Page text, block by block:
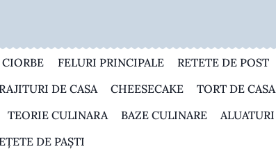
CIORBE FELURI PRINCIPALE RETETE DE POST
DE CASA CHEESECAKE TORT DE CASA
TEORIE CULINARA BAZE CULINARE ALUATURI
DE PAȘTI